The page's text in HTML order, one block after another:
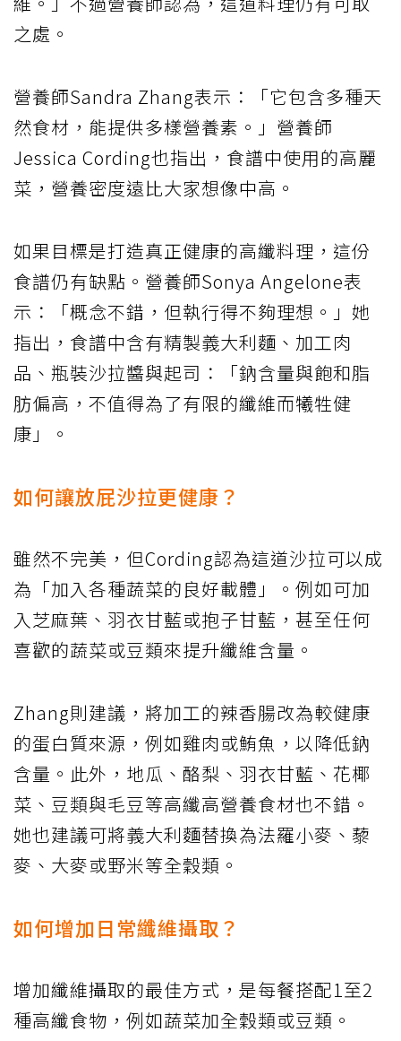
之處。
營養師Sandra Zhang表示：「它包含多種天
然食材，能提供多樣營養素。」營養師
Jessica Cording也指出，食譜中使用的高麗
菜，營養密度遠比大家想像中高。
如果目標是打造真正健康的高纖料理，這份
食譜仍有缺點。營養師Sonya Angelone表
示：「概念不錯，但執行得不夠理想。」她
指出，食譜中含有精製義大利麵、加工肉
品、瓶裝沙拉醬與起司：「鈉含量與飽和脂
肪偏高，不值得為了有限的纖維而犧牲健
康」。
如何讓放屁沙拉更健康？
雖然不完美，但Cording認為這道沙拉可以成
為「加入各種蔬菜的良好載體」。例如可加
入芝麻葉、羽衣甘藍或抱子甘藍，甚至任何
喜歡的蔬菜或豆類來提升纖維含量。
Zhang則建議，將加工的辣香腸改為較健康
的蛋白質來源，例如雞肉或鮪魚，以降低鈉
含量。此外，地瓜、酪梨、羽衣甘藍、花椰
菜、豆類與毛豆等高纖高營養食材也不錯。
她也建議可將義大利麵替換為法羅小麥、藜
麥、大麥或野米等全穀類。
如何增加日常纖維攝取？
增加纖維攝取的最佳方式，是每餐搭配1至2
種高纖食物，例如蔬菜加全穀類或豆類。